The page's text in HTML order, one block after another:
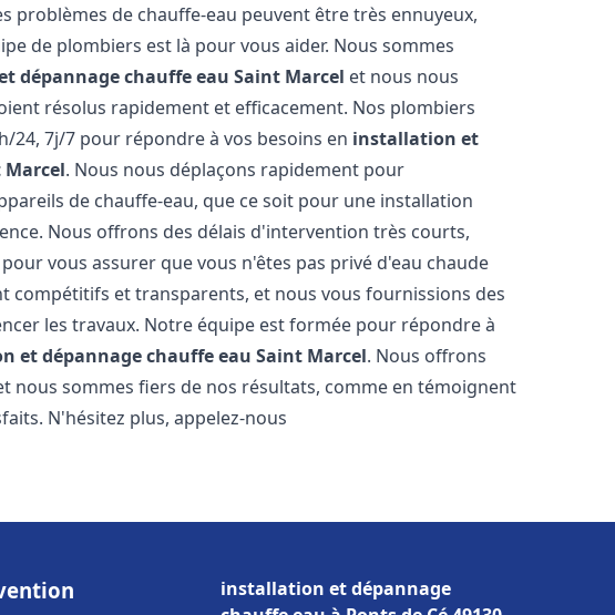
problèmes de chauffe-eau peuvent être très ennuyeux,
de plombiers est là pour vous aider. Nous sommes
dépannage chauffe eau Saint Marcel et nous nous
résolus rapidement et efficacement. Nos plombiers
24, 7j/7 pour répondre à vos besoins en installation et
Marcel. Nous nous déplaçons rapidement pour
de chauffe-eau, que ce soit pour une installation
Nous offrons des délais d'intervention très courts,
vous assurer que vous n'êtes pas privé d'eau chaude
compétitifs et transparents, et nous vous fournissions des
les travaux. Notre équipe est formée pour répondre à
et dépannage chauffe eau Saint Marcel. Nous offrons
nous sommes fiers de nos résultats, comme en témoignent
N'hésitez plus, appelez-nous
installation et dépannage